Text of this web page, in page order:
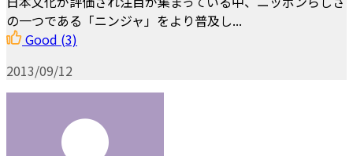
の一つである「ニンジャ」をより普及し...
Good (3)
2013/09/12